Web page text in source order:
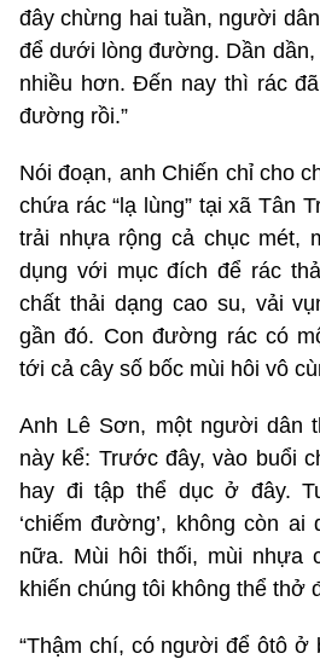
đây chừng hai tuần, người
để dưới lòng đường. Dần
nhiều hơn. Đến nay thì rác
đường rồi.”
Nói đoạn, anh Chiến chỉ cho
chứa rác “lạ lùng” tại xã Tân
trải nhựa rộng cả chục mét,
dụng với mục đích để rác
chất thải dạng cao su, vải
gần đó. Con đường rác có
tới cả cây số bốc mùi hôi vô
Anh Lê Sơn, một người dân
này kể: Trước đây, vào buổi
hay đi tập thể dục ở đây.
‘chiếm đường’, không còn
nữa. Mùi hôi thối, mùi nhựa
khiến chúng tôi không thể thở
“Thậm chí, có người để ôtô ở